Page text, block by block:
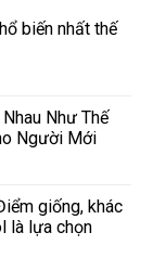
biến nhất thế
Như Thế
Người Mới
giống, khác
là lựa chọn